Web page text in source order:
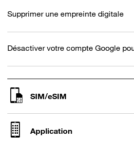
Supprimer une empreinte digitale
Désactiver votre compte Google
SIM/eSIM
Application